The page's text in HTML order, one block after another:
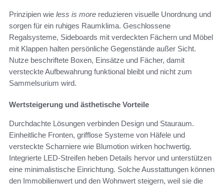
Prinzipien wie less is more reduzieren visuelle Unordnung und
sorgen für ein ruhiges Raumklima. Geschlossene
Regalsysteme, Sideboards mit verdeckten Fächern und Möbel
mit Klappen halten persönliche Gegenstände außer Sicht.
Nutze beschriftete Boxen, Einsätze und Fächer, damit
versteckte Aufbewahrung funktional bleibt und nicht zum
Sammelsurium wird.
Wertsteigerung und ästhetische Vorteile
Durchdachte Lösungen verbinden Design und Stauraum.
Einheitliche Fronten, grifflose Systeme von Häfele und
versteckte Scharniere wie Blumotion wirken hochwertig.
Integrierte LED‑Streifen heben Details hervor und unterstützen
eine minimalistische Einrichtung. Solche Ausstattungen können
den Immobilienwert und den Wohnwert steigern, weil sie die